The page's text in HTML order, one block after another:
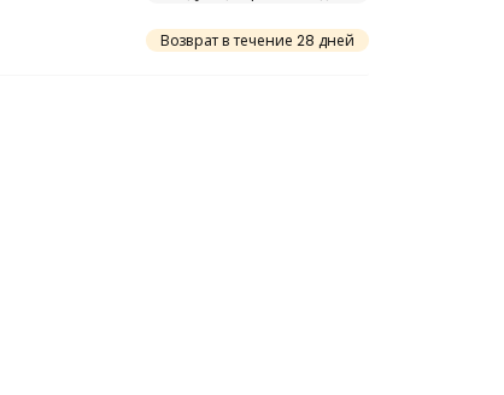
Возврат в течение 28 дней